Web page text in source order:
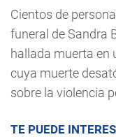
Cientos de
funeral de Sandra
hallada muerta en
cuya muerte
sobre la violencia
TE PUEDE